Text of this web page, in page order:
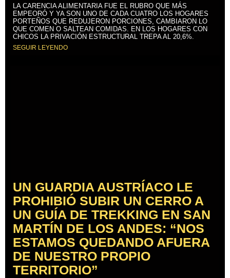
LA CARENCIA ALIMENTARIA FUE EL RUBRO QUE MÁS
EMPEORÓ Y YA SON UNO DE CADA CUATRO LOS HOGARES
PORTEÑOS QUE REDUJERON PORCIONES, CAMBIARON LO
QUE COMEN O SALTEAN COMIDAS. EN LOS HOGARES CON
CHICOS LA PRIVACIÓN ESTRUCTURAL TREPA AL 20,6%.
SEGUIR LEYENDO
UN GUARDIA AUSTRÍACO LE
PROHIBIÓ SUBIR UN CERRO A
UN GUÍA DE TREKKING EN SAN
MARTÍN DE LOS ANDES: “NOS
ESTAMOS QUEDANDO AFUERA
DE NUESTRO PROPIO
TERRITORIO”